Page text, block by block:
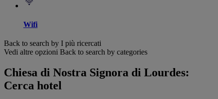
Wifi
Back to search by I più ricercati
Vedi altre opzioni Back to search by categories
Chiesa di Nostra Signora di Lourdes:
Cerca hotel